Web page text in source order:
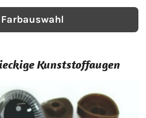
Farbauswahl
Kunststoffaugen